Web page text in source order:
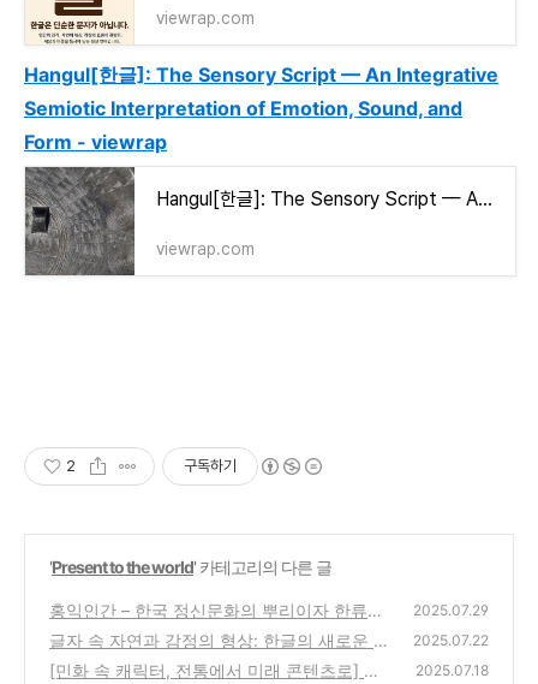
viewrap.com
Hangul[한글]: The Sensory Script — An Integrative
Semiotic Interpretation of Emotion, Sound, and
Form - viewrap
Hangul[한글]: The Sensory Script — An Integrative Semiotic Interpretation of Emotion, Sound, and Form - viewrap
viewrap.com
2 구독하기
'Present to the world' 카테고리의 다른 글
홍익인간 – 한국 정신문화의 뿌리이자 한류가
세계에 통하는 이유
(1)
2025.07.29
글자 속 자연과 감정의 형상: 한글의 새로운 발
견 그 공감각의 예술
(2)
2025.07.22
[민화 속 캐릭터, 전통에서 미래 콘텐츠로] 제3
2025.07.18